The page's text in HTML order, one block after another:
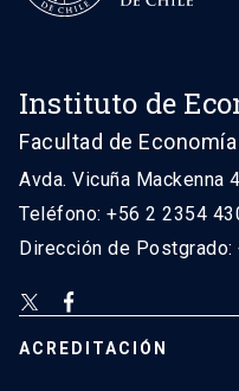
Instituto de
Facultad de
Avda. Vicuña Mackenna
Teléfono: +56 2 2354
Dirección de
ACREDITACIÓN